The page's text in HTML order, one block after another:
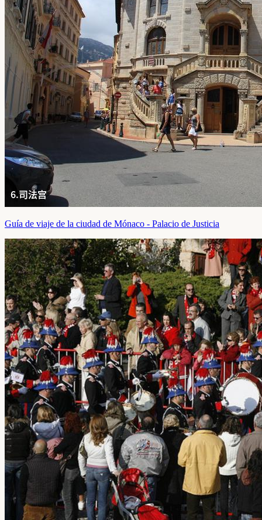
Guía de viaje de la ciudad de Mónaco - Palacio de Justicia